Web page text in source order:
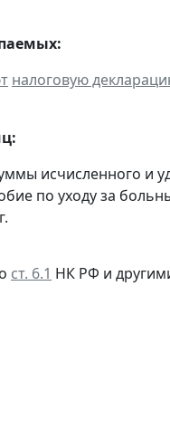
налоговую
исчисленного и
по уходу за
ст. 6.1 НК РФ и